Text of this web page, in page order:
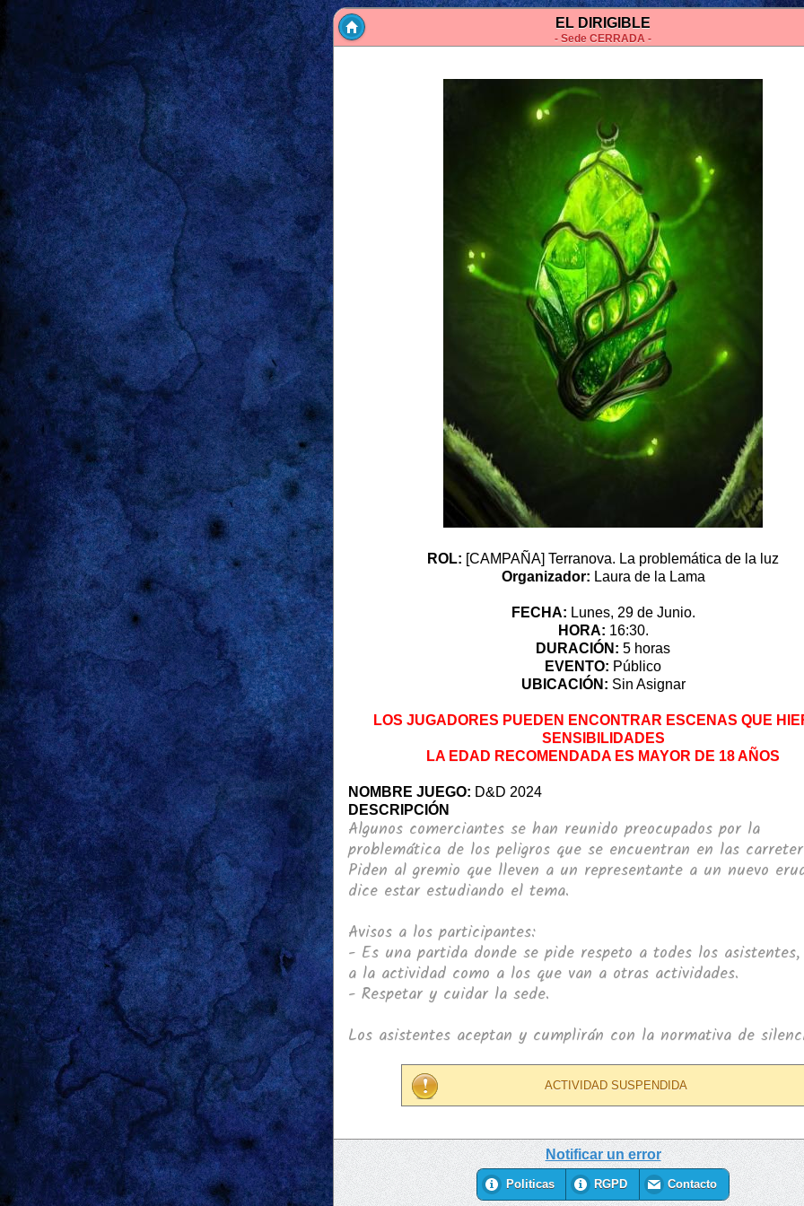
EL DIRIGIBLE
- Sede CERRADA -
ROL: [CAMPAÑA] Terranova. La problemática de la luz
Organizador: Laura de la Lama
FECHA: Lunes, 29 de Junio.
HORA: 16:30.
DURACIÓN: 5 horas
EVENTO: Público
UBICACIÓN: Sin Asignar
LOS JUGADORES PUEDEN ENCONTRAR ESCENAS QUE
SENSIBILIDADES
LA EDAD RECOMENDADA ES MAYOR DE 18 AÑOS
NOMBRE JUEGO: D&D 2024
DESCRIPCIÓN
Algunos comerciantes se han reunido preocupados por la
problemática de los peligros que se encuentran en las
Piden al gremio que lleven a un representante a un nuevo
dice estar estudiando el tema.
Avisos a los participantes:
- Es una partida donde se pide respeto a todes los
a la actividad como a los que van a otras actividades.
- Respetar y cuidar la sede.
Los asistentes aceptan y cumplirán con la normativa de
ACTIVIDAD SUSPENDIDA
Notificar un error
Politicas RGPD Contacto